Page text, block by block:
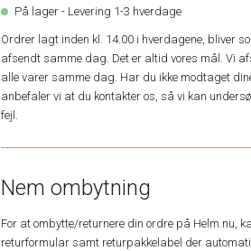
På lager - Levering 1-3 hverdage
Ordrer lagt inden kl. 14.00 i hverdagene, bliver
afsendt samme dag. Det er altid vores mål. Vi
alle varer samme dag. Har du ikke modtaget
anbefaler vi at du kontakter os, så vi kan
fejl.
Nem ombytning
For at ombytte/returnere din ordre på Helm.nu,
returformular samt returpakkelabel der